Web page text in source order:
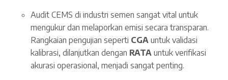
Audit CEMS di industri semen sangat vital untuk
mengukur dan melaporkan emisi secara transparan.
Rangkaian pengujian seperti CGA untuk validasi
kalibrasi, dilanjutkan dengan RATA untuk verifikasi
akurasi operasional, menjadi sangat penting.